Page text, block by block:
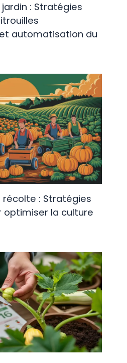
: Stratégies
automatisation du
récolte : Stratégies
optimiser la culture